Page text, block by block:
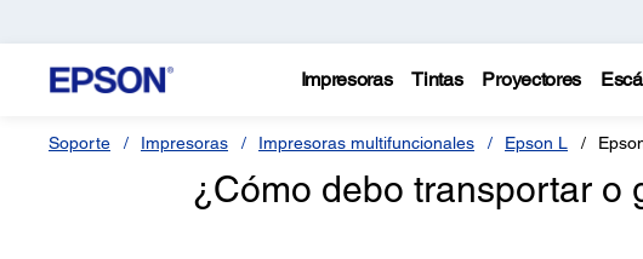
Impresoras Tintas Proyectores
Soporte Impresoras Impresoras multifuncionales Epson L
¿Cómo debo transportar o